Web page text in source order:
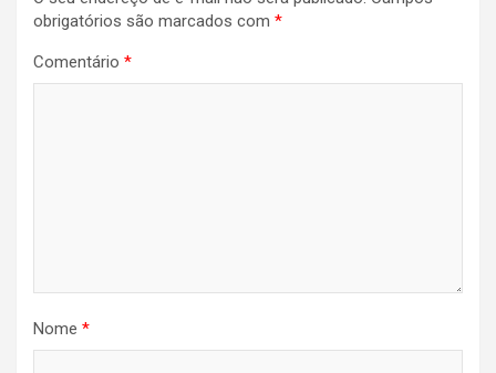
obrigatórios são marcados com *
Comentário *
Nome *